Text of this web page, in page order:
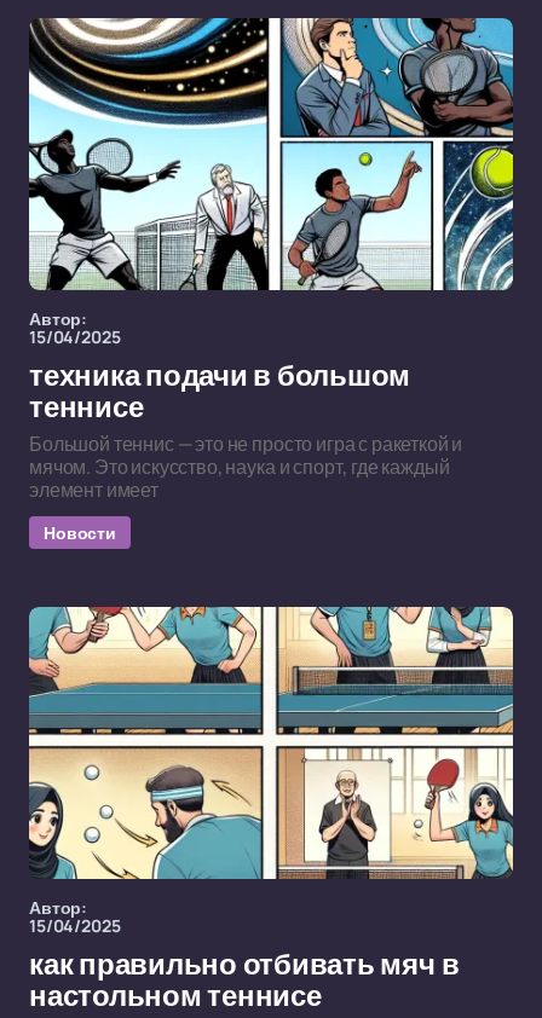
Автор:
15/04/2025
техника подачи в большом
теннисе
Большой теннис — это не просто игра с ракеткой и
мячом. Это искусство, наука и спорт, где каждый
элемент имеет
Новости
Автор:
15/04/2025
как правильно отбивать мяч в
настольном теннисе